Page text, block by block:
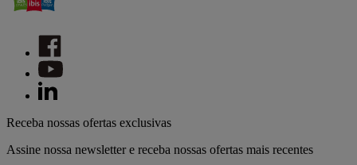
Receba nossas ofertas exclusivas
Assine nossa newsletter e receba nossas ofertas mais recentes